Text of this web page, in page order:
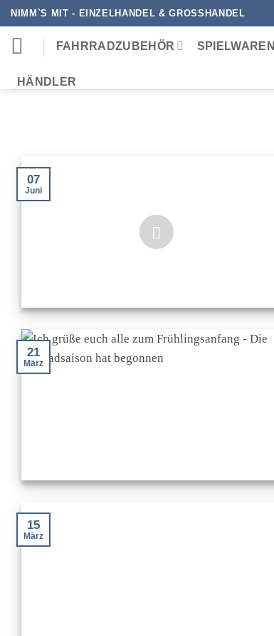
Zum
Inhalt
NIMM`S MIT - EINZELHANDEL & GROSSHANDEL
FAHRRADZUBEHÖR SPIELWAREN
HÄNDLER
07
Juni
21
März
15
März